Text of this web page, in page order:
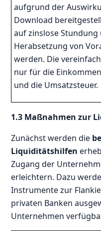
aufgrund der
Download
auf zinslose
Herabsetzung von
werden. Die
nur für die
und die Umsatzsteuer.
1.3 Maßnahmen zur
Zunächst werden die
Liquiditätshilfen
Zugang der
erleichtern. Dazu
Instrumente zur
privaten Banken
Unternehmen